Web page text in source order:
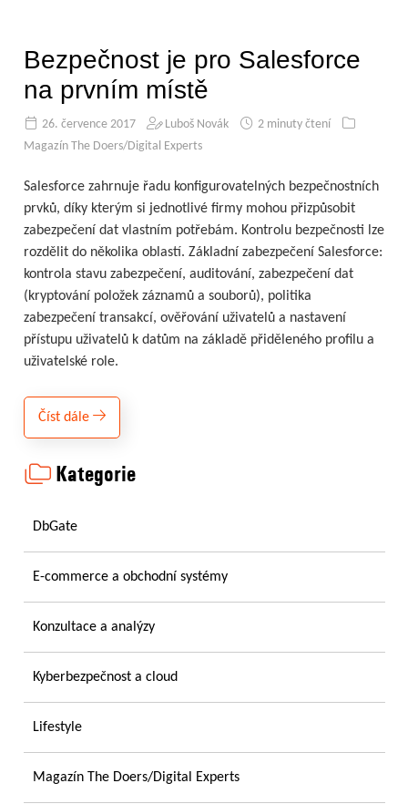
Bezpečnost je pro Salesforce
na prvním místě
26. července 2017 Luboš Novák
2 minuty čtení
Magazín The Doers/Digital Experts
Salesforce zahrnuje řadu konfigurovatelných bezpečnostních
prvků, díky kterým si jednotlivé firmy mohou přizpůsobit
zabezpečení dat vlastním potřebám. Kontrolu bezpečnosti lze
rozdělit do několika oblastí. Základní zabezpečení Salesforce:
kontrola stavu zabezpečení, auditování, zabezpečení dat
(kryptování položek záznamů a souborů), politika
zabezpečení transakcí, ověřování uživatelů a nastavení
přístupu uživatelů k datům na základě přiděleného profilu a
uživatelské role.
Číst dále
Kategorie
DbGate
E-commerce a obchodní systémy
Konzultace a analýzy
Kyberbezpečnost a cloud
Lifestyle
Magazín The Doers/Digital Experts